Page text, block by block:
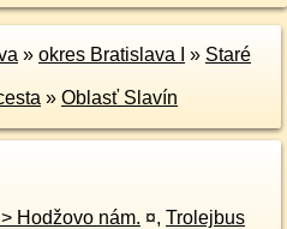
» okres Bratislava I » Staré
» Oblasť Slavín
Trolejbus N47: Valašská = > Hodžovo nám. ¤, Trolejbus